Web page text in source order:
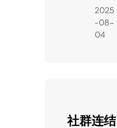
2025
-08-
04
社群连结